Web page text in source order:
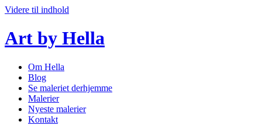
Videre til indhold
Art by Hella
Om Hella
Blog
Se maleriet derhjemme
Malerier
Nyeste malerier
Kontakt